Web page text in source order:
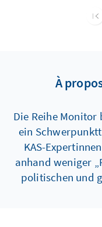
À
Die Reihe
ein
KAS-
anhand weniger
politischen und